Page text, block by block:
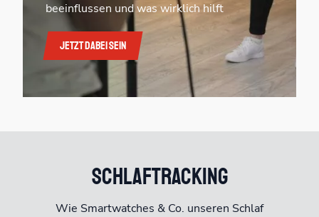
beeinflussen und was wirklich hilft
Jetzt dabei sein
Schlaftracking
Wie Smartwatches & Co. unseren Schlaf